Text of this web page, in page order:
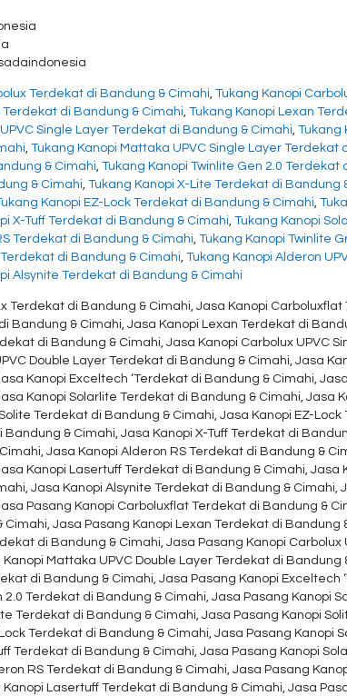
Terdekat di Bandung & Cimahi,Tukang Kanopi
Terdekat di Bandung & Cimahi,Tukang Kanopi Lexan
Single Layer Terdekat di Bandung & Cimahi,Tukang
,Tukang Kanopi Mattaka UPVC Single Layer Terdekat
& Cimahi,Tukang Kanopi Twinlite Gen 2.0 Terdekat
& Cimahi,Tukang Kanopi X-Lite Terdekat di Bandung
Kanopi EZ-Lock Terdekat di Bandung & Cimahi,
X-Tuff Terdekat di Bandung & Cimahi,Tukang Kanopi
Terdekat di Bandung & Cimahi,Tukang Kanopi Twinlite
di Bandung & Cimahi,Tukang Kanopi Alderon
Alsynite Terdekat di Bandung & Cimahi
Terdekat di Bandung & Cimahi, Jasa Kanopi
Bandung & Cimahi, Jasa Kanopi Lexan Terdekat di
di Bandung & Cimahi, Jasa Kanopi Carbolux UPVC
Double Layer Terdekat di Bandung & Cimahi, Jasa
Kanopi Exceltech ‘Terdekat di Bandung & Cimahi,
Kanopi Solarlite Terdekat di Bandung & Cimahi, Jasa
Terdekat di Bandung & Cimahi, Jasa Kanopi EZ-
& Cimahi, Jasa Kanopi X-Tuff Terdekat di
Jasa Kanopi Alderon RS Terdekat di Bandung &
Kanopi Lasertuff Terdekat di Bandung & Cimahi, Jasa
Jasa Kanopi Alsynite Terdekat di Bandung & Cimahi,
Pasang Kanopi Carboluxflat Terdekat di Bandung &
Jasa Pasang Kanopi Lexan Terdekat di Bandung
di Bandung & Cimahi, Jasa Pasang Kanopi Carbolux
Mattaka UPVC Double Layer Terdekat di Bandung
di Bandung & Cimahi, Jasa Pasang Kanopi Exceltech
2.0 Terdekat di Bandung & Cimahi, Jasa Pasang Kanopi
Terdekat di Bandung & Cimahi, Jasa Pasang Kanopi
Terdekat di Bandung & Cimahi, Jasa Pasang Kanopi
Terdekat di Bandung & Cimahi, Jasa Pasang Kanopi
RS Terdekat di Bandung & Cimahi, Jasa Pasang
Lasertuff Terdekat di Bandung & Cimahi, Jasa